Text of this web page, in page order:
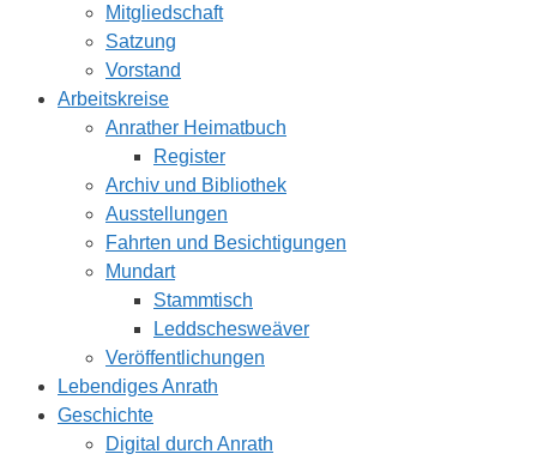
Mitgliedschaft
Satzung
Vorstand
Arbeitskreise
Anrather Heimatbuch
Register
Archiv und Bibliothek
Ausstellungen
Fahrten und Besichtigungen
Mundart
Stammtisch
Leddschesweäver
Veröffentlichungen
Lebendiges Anrath
Geschichte
Digital durch Anrath